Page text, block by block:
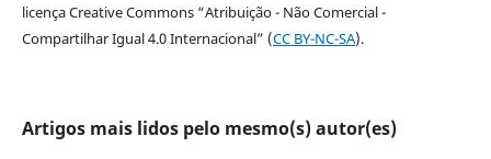
licença Creative Commons “Atribuição - Não Comercial -
Compartilhar Igual 4.0 Internacional” (CC BY-NC-SA).
Artigos mais lidos pelo mesmo(s) autor(es)